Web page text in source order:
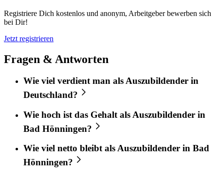
Registriere Dich kostenlos und anonym, Arbeitgeber bewerben sich
bei Dir!
Jetzt registrieren
Fragen & Antworten
Wie viel verdient man als Auszubildender in
Deutschland?
Wie hoch ist das Gehalt als Auszubildender in
Bad Hönningen?
Wie viel netto bleibt als Auszubildender in Bad
Hönningen?